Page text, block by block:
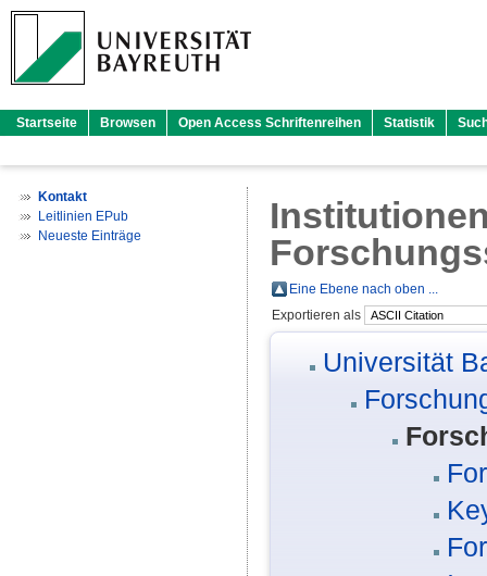
Startseite Browsen Open Access Schriftenreihen Statistik
Kontakt
Leitlinien EPub
Neueste Einträge
Eine Ebene nach oben ...
Exportieren als
Universität